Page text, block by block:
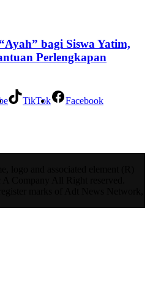
bagi Siswa Yatim,
Perlengkapan
TikTok Facebook